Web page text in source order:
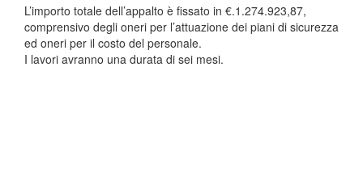
L’importo totale dell’appalto è fissato in €.1.274.923,87,
comprensivo degli oneri per l’attuazione dei piani di sicurezza
ed oneri per il costo del personale.
I lavori avranno una durata di sei mesi.